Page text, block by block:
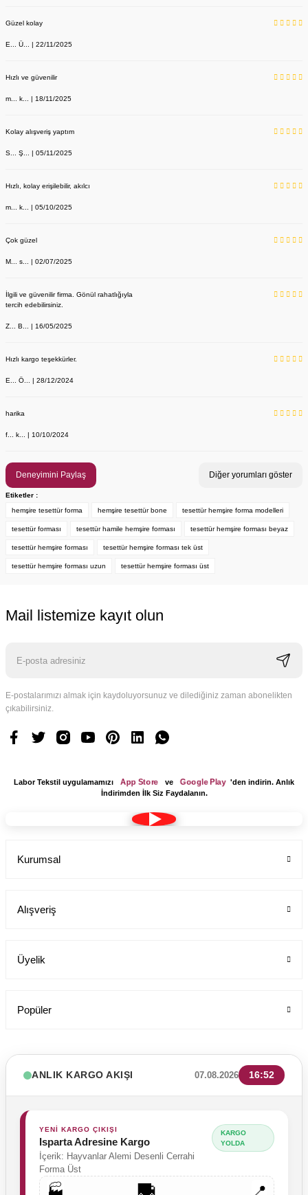
YENİ ÜRÜN
Labor Medikal Tekstil
199,00 TL
Tesettür Cerrahi Bone Terikoton Kumaş Yeni Model
Güzel kolay
E... Ü... | 22/11/2025
Hızlı ve güvenilir
m... k... | 18/11/2025
Kolay alışveriş yaptım
S... Ş... | 05/11/2025
Hızlı, kolay erişilebilir, akılcı
m... k... | 05/10/2025
Çok güzel
M... s... | 02/07/2025
İlgili ve güvenilir firma. Gönül rahatlığıyla
tercih edebilirsiniz.
Z... B... | 16/05/2025
Hızlı kargo teşekkürler.
E... Ö... | 28/12/2024
harika
f... k... | 10/10/2024
Deneyimini Paylaş Diğer yorumları göster
Etiketler :
hemşire tesettür forma
hemşire tesettür bone tesettür hemşire forma modelleri
tesettür forması tesettür hamile hemşire forması tesettür hemşire forması beyaz
tesettür hemşire forması tesettür hemşire forması tek üst
tesettür hemşire forması uzun tesettür hemşire forması üst
Mail listemize kayıt olun
E-postalarımızı almak için kaydoluyorsunuz ve dilediğiniz zaman abonelikten
çıkabilirsiniz.
Labor Tekstil uygulamamızı App Store ve Google Play 'den indirin. Anlık
İndirimden İlk Siz Faydalanın.
Kurumsal
Alışveriş
Üyelik
Popüler
ANLIK KARGO AKIŞI 07.08.2026 16:52
YENİ KARGO ÇIKIŞI
Isparta Adresine Kargo
İçerik: Hayvanlar Alemi Desenli Cerrahi
Forma Üst
KARGO
YOLDA
🏭 📍